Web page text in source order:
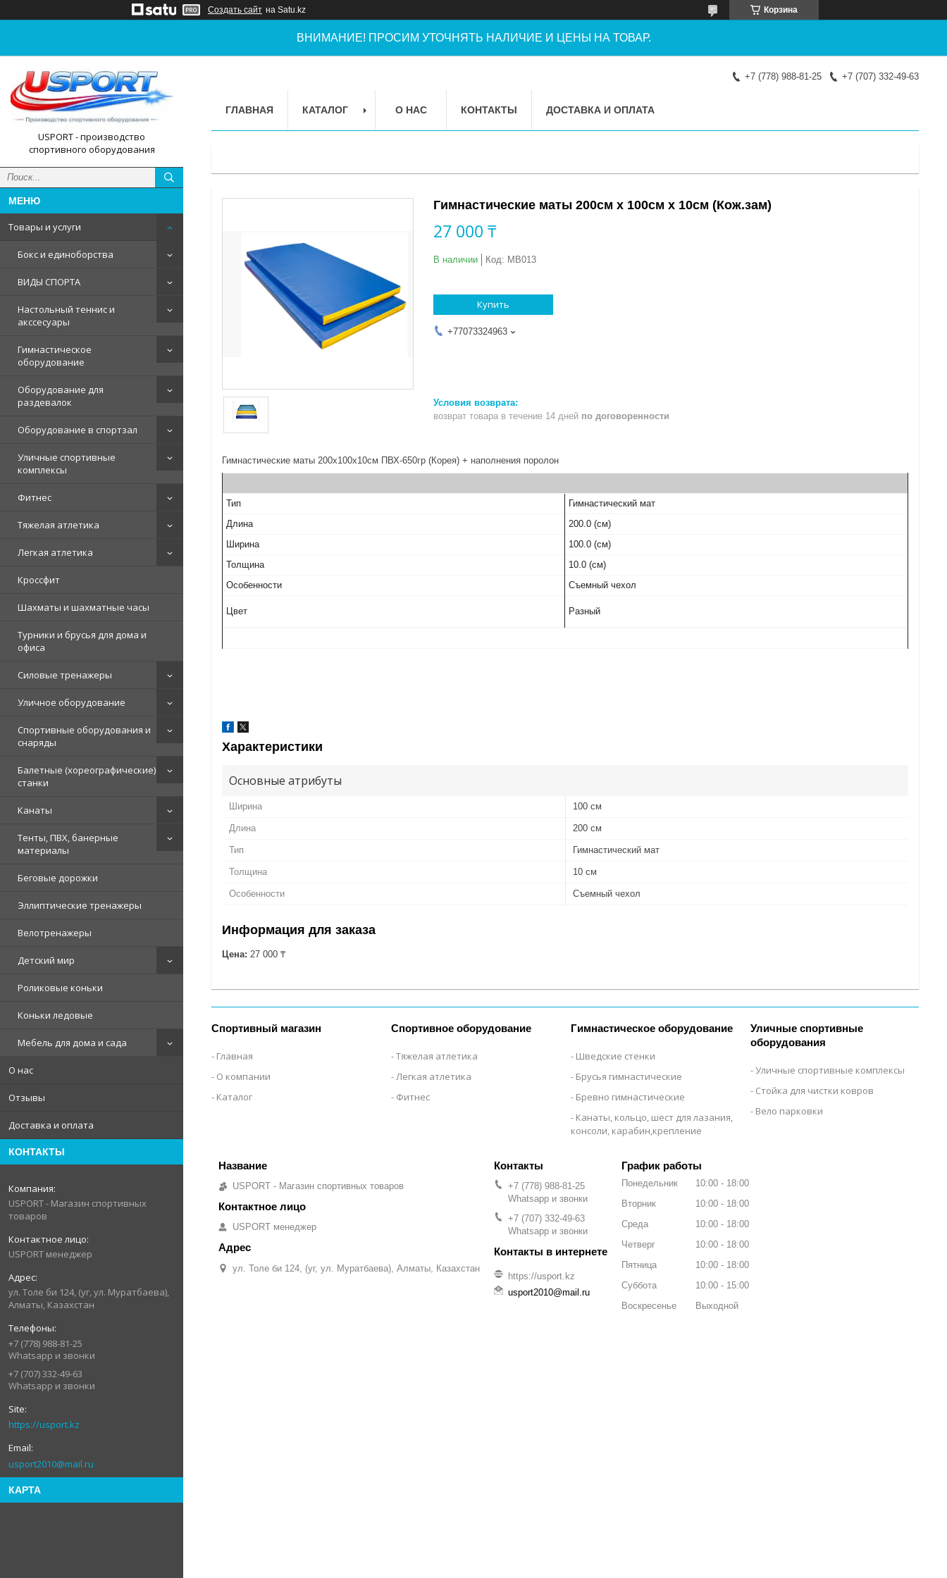
Создать сайт на Satu.kz Корзина
ВНИМАНИЕ! ПРОСИМ УТОЧНЯТЬ НАЛИЧИЕ И ЦЕНЫ НА ТОВАР.
USPORT - производство
спортивного оборудования
Товары и услуги
Бокс и единоборства
ВИДЫ СПОРТА
Настольный теннис и
акссесуары
Гимнастическое
оборудование
Оборудование для
раздевалок
Оборудование в спортзал
Уличные спортивные
комплексы
Фитнес
Тяжелая атлетика
Легкая атлетика
Кроссфит
Шахматы и шахматные часы
Турники и брусья для дома и
офиса
Силовые тренажеры
Уличное оборудование
Спортивные оборудования и
снаряды
Балетные (хореографические)
станки
Канаты
Тенты, ПВХ, банерные
материалы
Беговые дорожки
Эллиптические тренажеры
Велотренажеры
Детский мир
Роликовые коньки
Коньки ледовые
Мебель для дома и сада
О нас
Отзывы
Доставка и оплата
КОНТАКТЫ
USPORT - Магазин спортивных
товаров
USPORT менеджер
ул. Толе би 124, (уг, ул. Муратбаева),
Алматы, Казахстан
+7 (778) 988-81-25
Whatsapp и звонки
+7 (707) 332-49-63
Whatsapp и звонки
https://usport.kz
usport2010@mail.ru
КАРТА
+7 (778) 988-81-25 +7 (707) 332-49-63
ГЛАВНАЯ КАТАЛОГ О НАС КОНТАКТЫ ДОСТАВКА И ОПЛАТА
Гимнастические маты 200см х 100см х 10см (Кож.зам)
27 000 ₸
В наличии Код: MB013
Купить
+77073324963
возврат товара в течение 14 дней по договоренности
Гимнастические маты 200х100х10см ПВХ-650гр (Корея) + наполнения поролон
Тип
Гимнастический мат
Длина
200.0 (см)
Ширина
100.0 (см)
Толщина
10.0 (см)
Особенности
Съемный чехол
Цвет Разный
Характеристики
Основные атрибуты
Ширина 100 см
Длина 200 см
Тип Гимнастический мат
Толщина 10 см
Особенности Съемный чехол
Информация для заказа
Цена: 27 000 ₸
Спортивный магазин
Главная
О компании
Каталог
Спортивное оборудование
Тяжелая атлетика
Легкая атлетика
Фитнес
Гимнастическое оборудование
Шведские стенки
Брусья гимнастические
Бревно гимнастические
Канаты, кольцо, шест для лазания,
консоли, карабин,крепление
Уличные спортивные
оборудования
Уличные спортивные комплексы
Стойка для чистки ковров
Вело парковки
USPORT - Магазин спортивных товаров
USPORT менеджер
ул. Толе би 124, (уг, ул. Муратбаева), Алматы, Казахстан
+7 (778) 988-81-25
Whatsapp и звонки
+7 (707) 332-49-63
Whatsapp и звонки
https://usport.kz
usport2010@mail.ru
График работы
Понедельник 10:00
18:00
Вторник
10:00
18:00
Среда
10:00
18:00
Четверг
10:00
18:00
Пятница
10:00
18:00
Суббота
10:00
15:00
Воскресенье
Выходной